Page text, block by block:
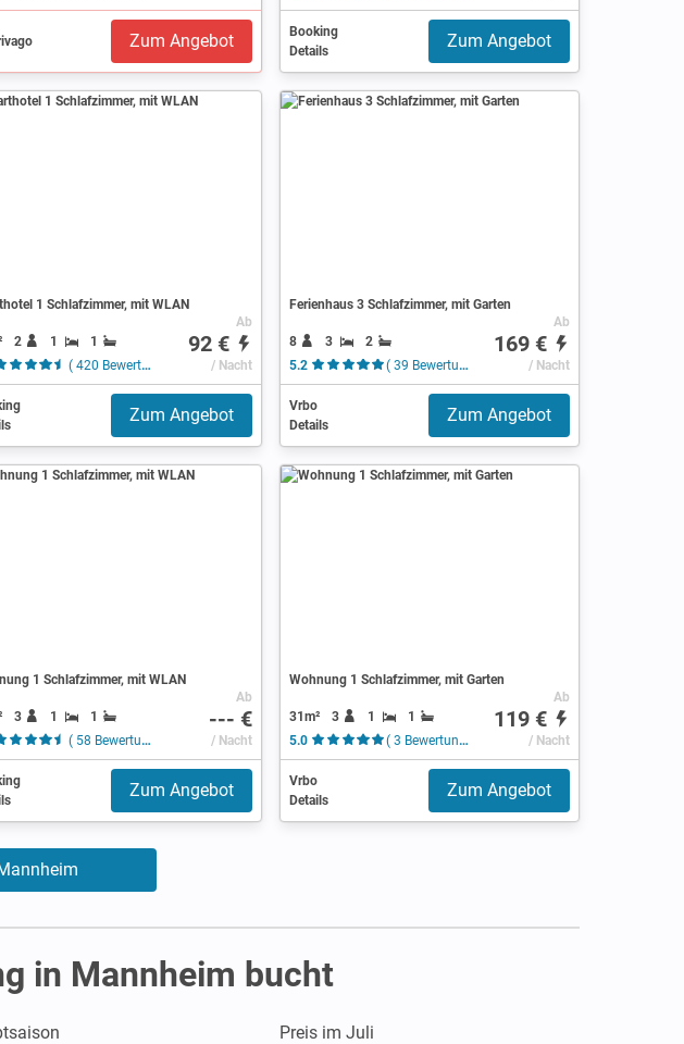
Zum Angebot
Booking
Details
Zum Angebot
1 Schlafzimmer, mit WLAN
2 1
1
( 420 Bewertungen )
Ab
92 €
/ Nacht
Zum Angebot
Ferienhaus 3 Schlafzimmer, mit Garten
8 3
2
5.2
( 39 Bewertungen )
Ab
169 €
/ Nacht
Vrbo
Details
Zum Angebot
1 Schlafzimmer, mit WLAN
3 1
1
( 58 Bewertungen )
Ab
--- €
/ Nacht
Zum Angebot
Wohnung 1 Schlafzimmer, mit Garten
31m² 3 1
1
5.0
( 3 Bewertungen )
Ab
119 €
/ Nacht
Vrbo
Details
Zum Angebot
in Mannheim bucht
Preis im Juli